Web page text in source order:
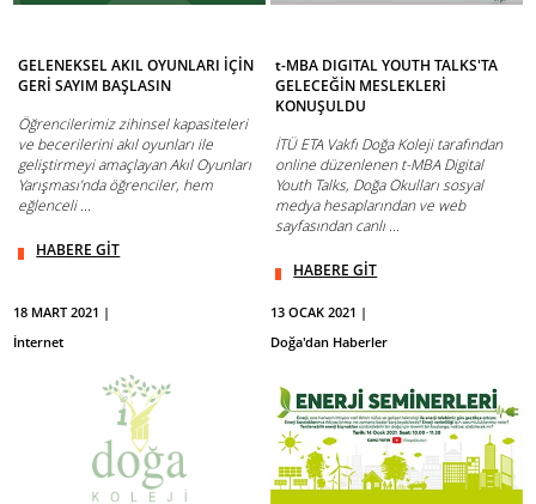
GELENEKSEL AKIL OYUNLARI İÇİN
GERİ SAYIM BAŞLASIN
Öğrencilerimiz zihinsel kapasiteleri
ve becerilerini akıl oyunları ile
geliştirmeyi amaçlayan Akıl Oyunları
Yarışması’nda öğrenciler, hem
eğlenceli ...
HABERE GİT
t-MBA DIGITAL YOUTH TALKS'TA
GELECEĞİN MESLEKLERİ
KONUŞULDU
İTÜ ETA Vakfı Doğa Koleji tarafından
online düzenlenen t-MBA Digital
Youth Talks, Doğa Okulları sosyal
medya hesaplarından ve web
sayfasından canlı ...
HABERE GİT
18 MART 2021 |
İnternet
13 OCAK 2021 |
Doğa'dan Haberler